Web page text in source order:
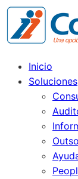
Inicio
Soluciones